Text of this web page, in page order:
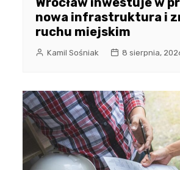
nowa infrastruktura i
ruchu miejskim
Kamil Sośniak 8 sierpnia,